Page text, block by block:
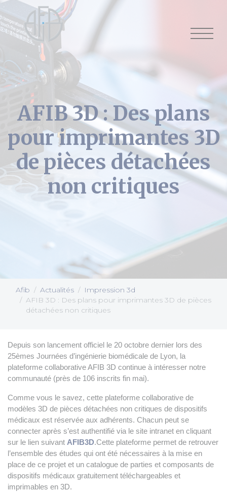
AFIB 3D : Des plans
pour imprimantes 3D
de pièces détachées
non critiques
Afib Actualités
Impression 3d
AFIB 3D : Des plans pour imprimantes 3D de pièces
détachées non critiques
Depuis son lancement officiel le 20 octobre dernier lors des
25èmes Journées d’ingénierie biomédicale de Lyon, la
plateforme collaborative AFIB 3D continue à intéresser notre
communauté (près de 106 inscrits fin mai).
Comme vous le savez, cette plateforme collaborative de
modèles 3D de pièces détachées non critiques de dispositifs
médicaux est réservée aux adhérents. Chacun peut se
connecter après s’est authentifié via le site intranet en cliquant
sur le lien suivant AFIB3D.Cette plateforme permet de retrouver
l’ensemble des études qui ont été nécessaires à la mise en
place de ce projet et un catalogue de parties et composants de
dispositifs médicaux gratuitement téléchargeables et
imprimables en 3D.
Cookies management panel